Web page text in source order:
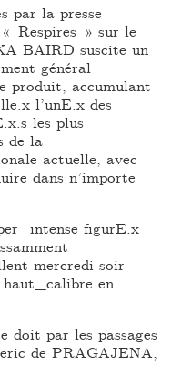
par la presse
Respires » sur le
BAIRD suscite un
général
produit, accumulant
l’unE.x des
les plus
de la
actuelle, avec
dans n’importe
figurE.x
mercredi soir
haut_calibre en
doit par les passages
de PRAGAJENA,